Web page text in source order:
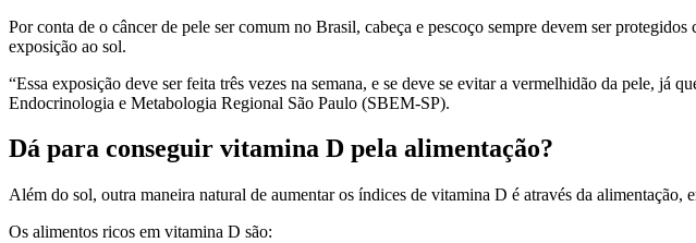
Por conta de o câncer de pele ser comum no Brasil, cabeça e pescoço sempre devem ser
exposição ao sol.
“Essa exposição deve ser feita três vezes na semana, e se deve se evitar a vermelhidão da pele,
Endocrinologia e Metabologia Regional São Paulo (SBEM-SP).
Dá para conseguir vitamina D pela alimentação?
Além do sol, outra maneira natural de aumentar os índices de vitamina D é através da alimentação,
Os alimentos ricos em vitamina D são: